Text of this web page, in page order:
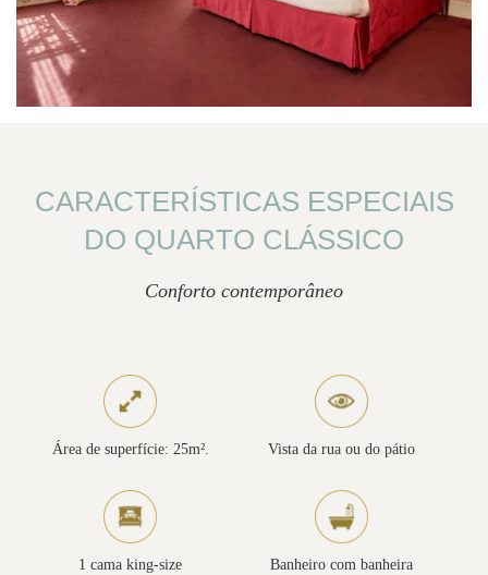
CARACTERÍSTICAS ESPECIAIS
DO QUARTO CLÁSSICO
Conforto contemporâneo
Área de superfície: 25m². Vista da rua ou do pátio
1 cama king-size Banheiro com banheira